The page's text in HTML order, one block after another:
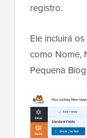
registro.
Ele incluirá
como Nome,
Pequena